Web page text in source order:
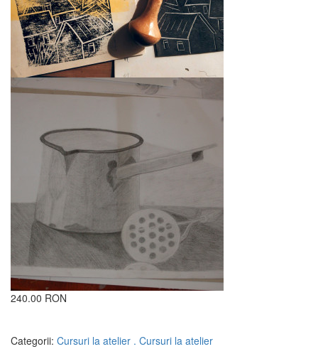
240.00 RON
Categorii: Cursuri la atelier . Cursuri la atelier